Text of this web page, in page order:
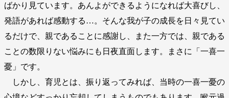
ばかり見ています。あんよができるようになれば大喜びし、
発語があれば感動する…。そんな我が子の成長を日々見てい
るだけで、親であることに感謝し、また一方では、親である
ことの数限りない悩みにも日夜直面します。まさに「一喜一
憂」です。
しかし、育児とは、振り返ってみれば、当時の一喜一憂の